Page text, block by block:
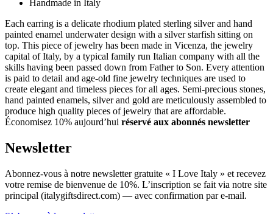
Handmade in Italy
Each earring is a delicate rhodium plated sterling silver and hand
painted enamel underwater design with a silver starfish sitting on
top. This piece of jewelry has been made in Vicenza, the jewelry
capital of Italy, by a typical family run Italian company with all the
skills having been passed down from Father to Son. Every attention
is paid to detail and age-old fine jewelry techniques are used to
create elegant and timeless pieces for all ages. Semi-precious stones,
hand painted enamels, silver and gold are meticulously assembled to
produce high quality pieces of jewelry that are affordable.
Économisez 10% aujourd’hui réservé aux abonnés newsletter
Newsletter
Abonnez-vous à notre newsletter gratuite « I Love Italy » et recevez
votre remise de bienvenue de 10%. L’inscription se fait via notre site
principal (italygiftsdirect.com) — avec confirmation par e-mail.